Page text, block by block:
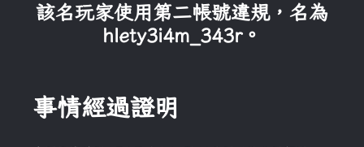
該名玩家使用第二帳號違規，名為
hlety3i4m_343r。
事情經過證明